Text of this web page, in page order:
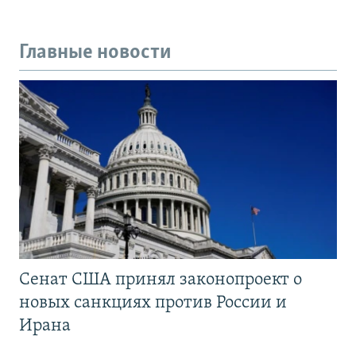
Главные новости
Сенат США принял законопроект о
новых санкциях против России и
Ирана